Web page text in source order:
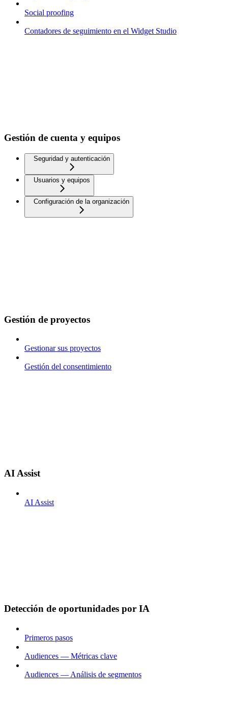
Social proofing
Contadores de seguimiento en el Widget Studio
Gestión de cuenta y equipos
Seguridad y autenticación
Usuarios y equipos
Configuración de la organización
Gestión de proyectos
Gestionar sus proyectos
Gestión del consentimiento
AI Assist
AI Assist
Detección de oportunidades por IA
Primeros pasos
Audiences — Métricas clave
Audiences — Análisis de segmentos